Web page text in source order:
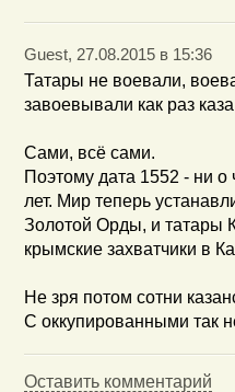
Guest, 27.08.2015 в 15:36
Татары не воевали,
завоевывали как раз
Сами, всё сами.
Поэтому дата 1552 - ни
лет. Мир теперь
Золотой Орды, и татары
крымские захватчики в
Не зря потом сотни
С оккупированными так
Оставить комментарий